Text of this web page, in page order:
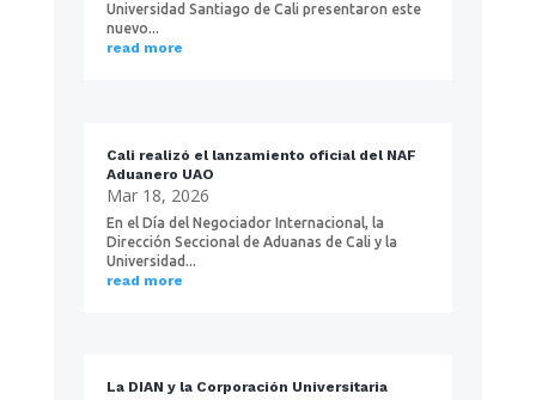
Universidad Santiago de Cali presentaron este
nuevo...
read more
Cali realizó el lanzamiento oficial del NAF
Aduanero UAO
Mar 18, 2026
En el Día del Negociador Internacional, la
Dirección Seccional de Aduanas de Cali y la
Universidad...
read more
La DIAN y la Corporación Universitaria